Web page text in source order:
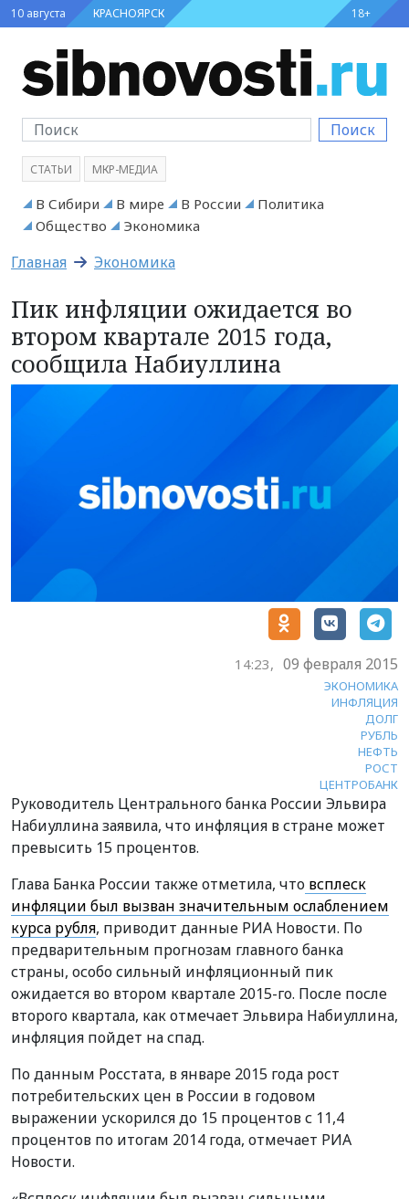
10 августа КРАСНОЯРСК 18+
Поиск
СТАТЬИ МКР-МЕДИА
В Сибири В мире В России
Политика
Общество
Экономика
Главная Экономика
Пик инфляции ожидается во
втором квартале 2015 года,
сообщила Набиуллина
14:23, 09 февраля 2015
ЭКОНОМИКА
ИНФЛЯЦИЯ
ДОЛГ
РУБЛЬ
НЕФТЬ
РОСТ
ЦЕНТРОБАНК
Руководитель Центрального банка России Эльвира
Набиуллина заявила, что инфляция в стране может
превысить 15 процентов.
Глава Банка России также отметила, что всплеск
инфляции был вызван значительным ослаблением
курса рубля, приводит данные РИА Новости. По
предварительным прогнозам главного банка
страны, особо сильный инфляционный пик
ожидается во втором квартале 2015-го. После после
второго квартала, как отмечает Эльвира Набиуллина,
инфляция пойдет на спад.
По данным Росстата, в январе 2015 года рост
потребительских цен в России в годовом
выражении ускорился до 15 процентов с 11,4
процентов по итогам 2014 года, отмечает РИА
Новости.